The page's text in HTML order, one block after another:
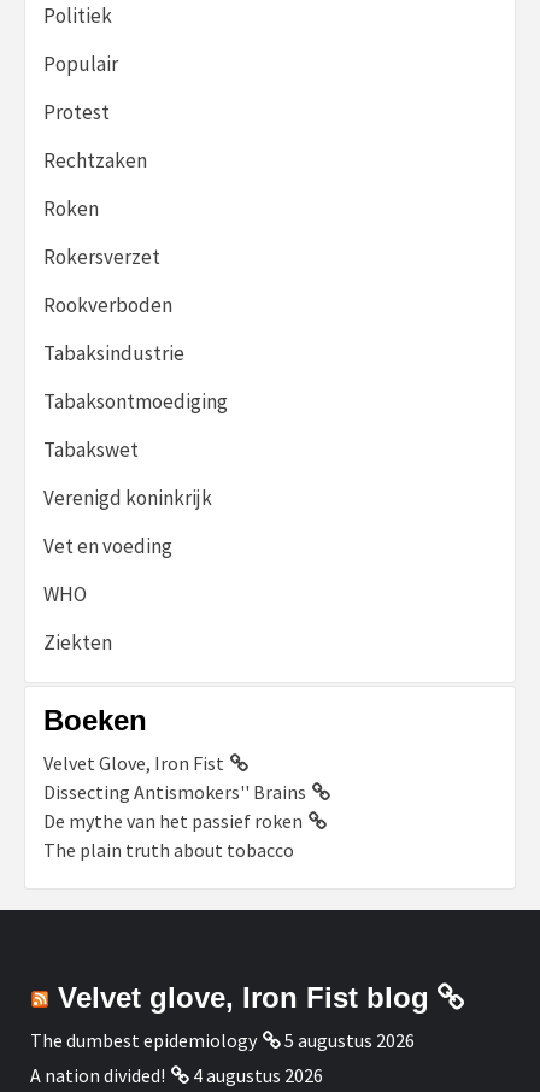
Politiek
Populair
Protest
Rechtzaken
Roken
Rokersverzet
Rookverboden
Tabaksindustrie
Tabaksontmoediging
Tabakswet
Verenigd koninkrijk
Vet en voeding
WHO
Ziekten
Boeken
Velvet Glove, Iron Fist
Dissecting Antismokers'' Brains
De mythe van het passief roken
The plain truth about tobacco
Velvet glove, Iron Fist blog
The dumbest epidemiology
5 augustus 2026
A nation divided!
4 augustus 2026